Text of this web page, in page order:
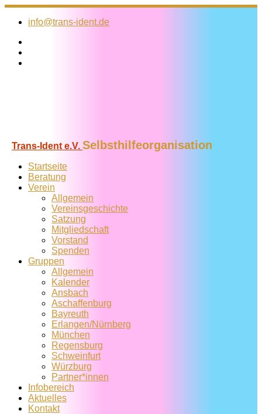
Zum
Inhalt
info@trans-ident.de
Trans-Ident e.V. Selbsthilfeorganisation
Startseite
Beratung
Verein
Allgemein
Vereins­geschichte
Satzung
Mitglied­schaft
Vorstand
Spenden
Gruppen
Allgemein
Kalender
Ansbach
Aschaffenburg
Bayreuth
Erlangen/Nürnberg
München
Regensburg
Schweinfurt
Würzburg
Partner*innen
Infobereich
Aktuelles
Kontakt